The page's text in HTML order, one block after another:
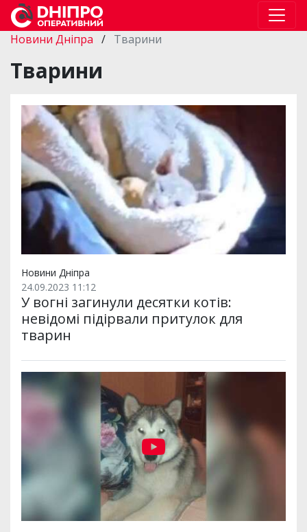
Новини Дніпра / Тварини
Тварини
Новини Дніпра
24.09.2023 11:12
У вогні загинули десятки котів:
невідомі підірвали притулок для
тварин